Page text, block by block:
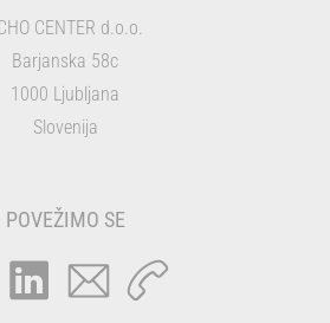
CENTER d.o.o.
Barjanska 58c
1000 Ljubljana
Slovenija
POVEŽIMO SE